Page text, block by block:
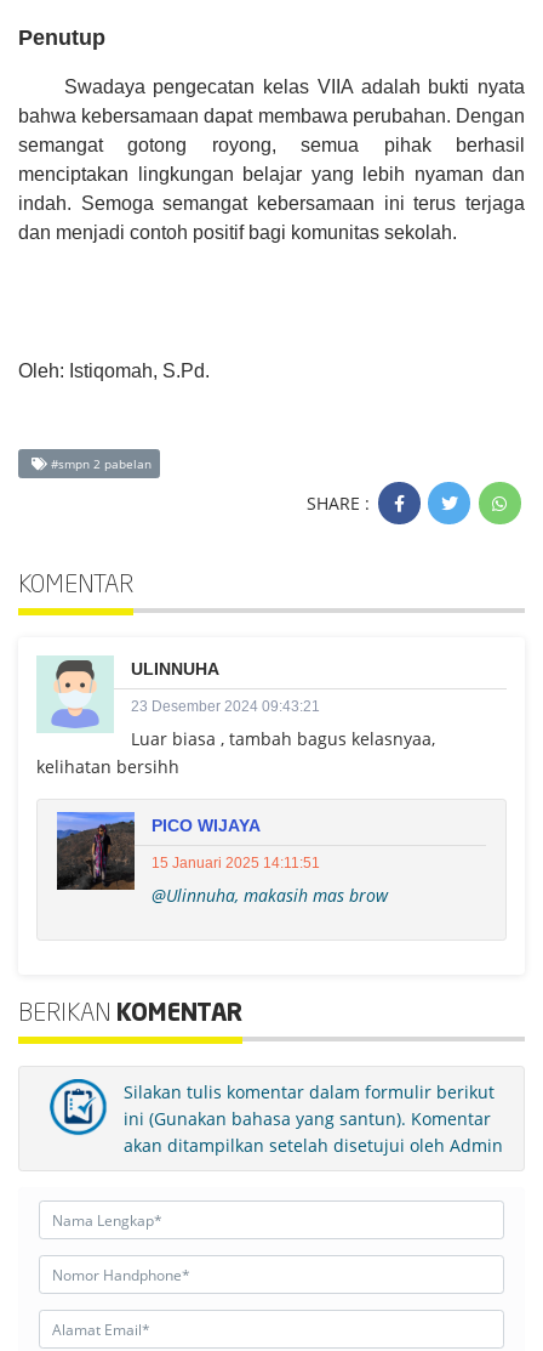
Penutup
Swadaya pengecatan kelas VIIA adalah bukti nyata
bahwa kebersamaan dapat membawa perubahan. Dengan
semangat gotong royong, semua pihak berhasil
menciptakan lingkungan belajar yang lebih nyaman dan
indah. Semoga semangat kebersamaan ini terus terjaga
dan menjadi contoh positif bagi komunitas sekolah.
Oleh: Istiqomah, S.Pd.
#smpn 2 pabelan
SHARE :
KOMENTAR
ULINNUHA
23 Desember 2024 09:43:21
Luar biasa , tambah bagus kelasnyaa,
kelihatan bersihh
PICO WIJAYA
15 Januari 2025 14:11:51
@Ulinnuha, makasih mas brow
BERIKAN KOMENTAR
Silakan tulis komentar dalam formulir berikut
ini (Gunakan bahasa yang santun). Komentar
akan ditampilkan setelah disetujui oleh Admin